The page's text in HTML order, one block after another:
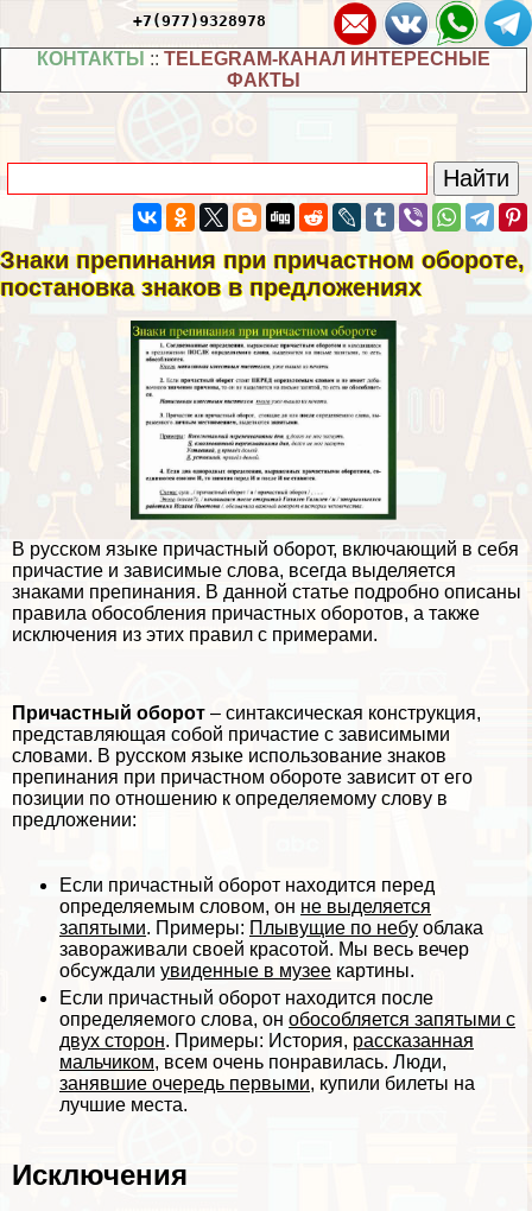
+7(977)9328978
КОНТАКТЫ :: TELEGRAM-КАНАЛ ИНТЕРЕСНЫЕ
ФАКТЫ
Знаки препинания при причастном обороте,
постановка знаков в предложениях
В русском языке причастный оборот, включающий в себя
причастие и зависимые слова, всегда выделяется
знаками препинания. В данной статье подробно описаны
правила обособления причастных оборотов, а также
исключения из этих правил с примерами.
Причастный оборот – синтаксическая конструкция,
представляющая собой причастие с зависимыми
словами. В русском языке использование знаков
препинания при причастном обороте зависит от его
позиции по отношению к определяемому слову в
предложении:
Если причастный оборот находится перед
определяемым словом, он не выделяется
запятыми. Примеры: Плывущие по небу облака
завораживали своей красотой. Мы весь вечер
обсуждали увиденные в музее картины.
Если причастный оборот находится после
определяемого слова, он обособляется запятыми с
двух сторон. Примеры: История, рассказанная
мальчиком, всем очень понравилась. Люди,
занявшие очередь первыми, купили билеты на
лучшие места.
Исключения